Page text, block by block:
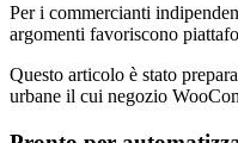
Per i commercianti
argomenti favoriscono
Questo articolo è stato
urbane il cui negozio